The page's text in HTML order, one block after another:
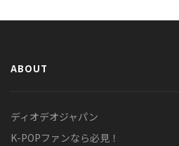
ABOUT
ディオデオジャパン
K-POPファンなら必見！